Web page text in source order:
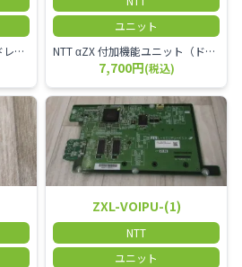
NTT αZX マルチゾーンコードレススターアンテナ(マスター)
ユニット
NTT αZX 付加機能ユニット（ドアホンなど）
7,700円(税込)
ZXL-VOIPU-(1)
NTT
ユニット